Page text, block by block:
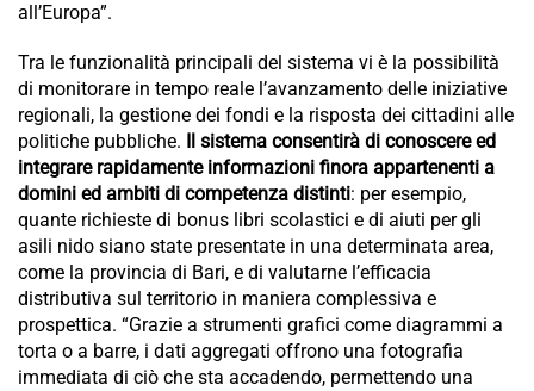
all’Europa”.
Tra le funzionalità principali del sistema vi è la possibilità
di monitorare in tempo reale l’avanzamento delle iniziative
regionali, la gestione dei fondi e la risposta dei cittadini alle
politiche pubbliche. Il sistema consentirà di conoscere ed
integrare rapidamente informazioni finora appartenenti a
domini ed ambiti di competenza distinti: per esempio,
quante richieste di bonus libri scolastici e di aiuti per gli
asili nido siano state presentate in una determinata area,
come la provincia di Bari, e di valutarne l’efficacia
distributiva sul territorio in maniera complessiva e
prospettica. “Grazie a strumenti grafici come diagrammi a
torta o a barre, i dati aggregati offrono una fotografia
immediata di ciò che sta accadendo, permettendo una